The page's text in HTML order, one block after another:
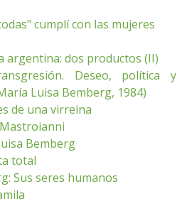
cumplí con las mujeres
argentina: dos productos (II)
Deseo, política y
Luisa Bemberg, 1984)
de una virreina
Bemberg
total
Sus seres humanos